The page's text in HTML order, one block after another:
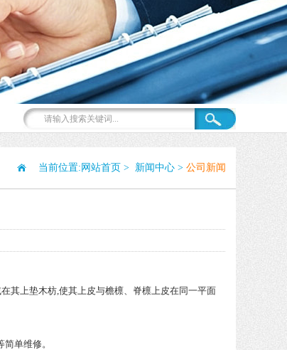
当前位置: 网站首页 > 新闻中心 > 公司新闻
其上垫木枋,使其上皮与檐檩、脊檩上皮在同一平面
单维修。